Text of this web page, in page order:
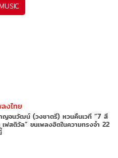
ลงไทย
ญจนวัฒน์ (วงชาตรี) หวนคืนเวที “7 สี
เฟสติวัล” ขนเพลงฮิตในความทรงจำ 22